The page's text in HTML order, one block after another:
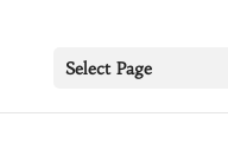
Select Page